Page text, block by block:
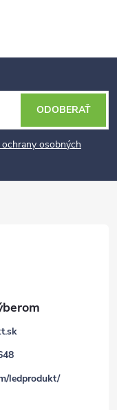
osobných
ODOBERAŤ
ledprodukt/